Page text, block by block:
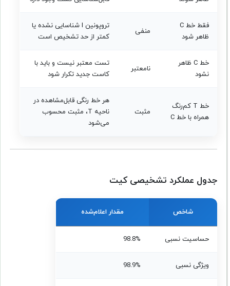
فقط خط C
ظاهر شود
منفی
تروپونین I شناسایی نشده یا
کمتر از حد تشخیص است
خط C ظاهر
نشود
نامعتبر
تست معتبر نیست و باید با
کاست جدید تکرار شود
خط T کم‌رنگ
همراه با خط C
مثبت
هر خط رنگی قابل‌مشاهده در
ناحیه T، مثبت محسوب
می‌شود
جدول عملکرد تشخیصی کیت
شاخص مقدار اعلام‌شده
حساسیت نسبی 98.8%
ویژگی نسبی 98.9%